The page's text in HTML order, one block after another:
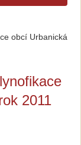
obcí Urbanická
2011